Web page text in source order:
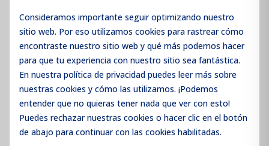
Consideramos importante seguir optimizando nuestro
sitio web. Por eso utilizamos cookies para rastrear cómo
encontraste nuestro sitio web y qué más podemos hacer
para que tu experiencia con nuestro sitio sea fantástica.
En nuestra política de privacidad puedes leer más sobre
nuestras cookies y cómo las utilizamos. ¡Podemos
entender que no quieras tener nada que ver con esto!
Puedes rechazarnuestras cookies o hacer clic en el botón
de abajo para continuar con las cookies habilitadas.
Iniciar sesión / Registrarse
Código de producto: DSSC1